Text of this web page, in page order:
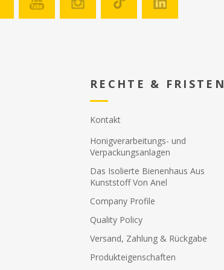
RECHTE & FRISTEN
Kontakt
Honigverarbeitungs- und
Verpackungsanlagen
Das Isolierte Bienenhaus Aus
Kunststoff Von Anel
Company Profile
Quality Policy
Versand, Zahlung & Rückgabe
Produkteigenschaften